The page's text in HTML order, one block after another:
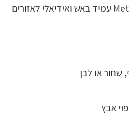
פח האשפה Metal Guppy עמיד באש ואידיאלי לאזורים
אבץ